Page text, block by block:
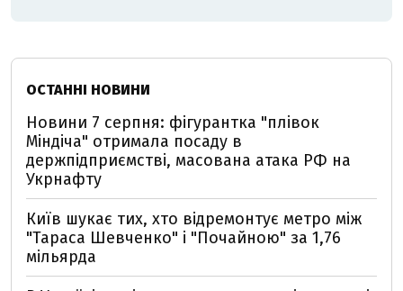
ОСТАННІ НОВИНИ
Новини 7 серпня: фігурантка "плівок
Міндіча" отримала посаду в
держпідприємстві, масована атака РФ на
Укрнафту
Київ шукає тих, хто відремонтує метро між
"Тараса Шевченко" і "Почайною" за 1,76
мільярда